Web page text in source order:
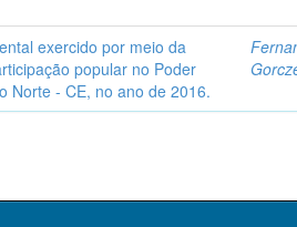
exercido por meio da
popular no Poder
Norte - CE, no ano de 2016.